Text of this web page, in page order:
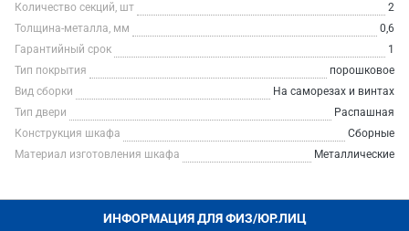
Количество секций, шт
2
Толщина-металла, мм
0,6
Гарантийный срок
1
Тип покрытия
порошковое
Вид сборки
На саморезах и винтах
Тип двери
Распашная
Конструкция шкафа
Сборные
Материал изготовления шкафа
Металлические
ИНФОРМАЦИЯ ДЛЯ ФИЗ/ЮР.ЛИЦ